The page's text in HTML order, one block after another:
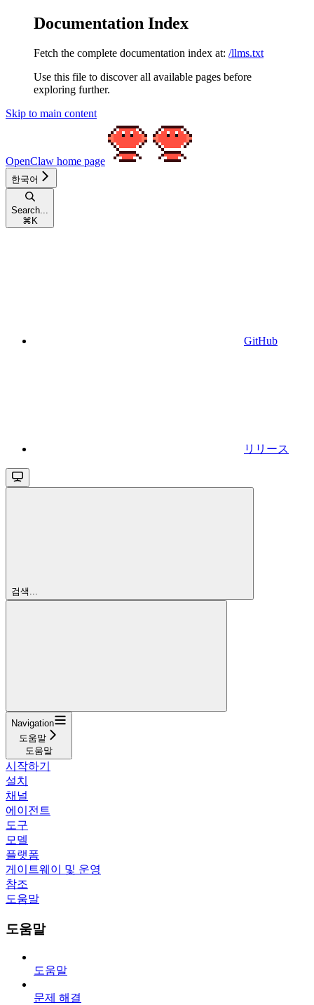
Documentation Index
Fetch the complete documentation index at: /llms.txt
Use this file to discover all available pages before
exploring further.
Skip to main content
OpenClaw home page
한국어
Search...
⌘ K
GitHub
リリース
검색...
Navigation
도움말
도움말
시작하기
설치
채널
에이전트
도구
모델
플랫폼
게이트웨이 및 운영
참조
도움말
도움말
도움말
문제 해결